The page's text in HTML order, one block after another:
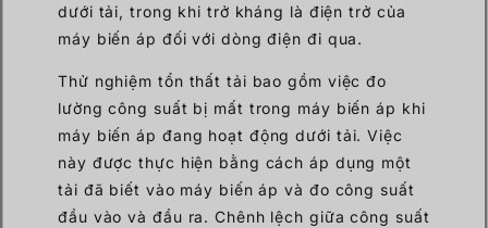
dưới tải, trong khi trở kháng là điện trở của
máy biến áp đối với dòng điện đi qua.
Thử nghiệm tổn thất tải bao gồm việc đo
lường công suất bị mất trong máy biến áp khi
máy biến áp đang hoạt động dưới tải. Việc
này được thực hiện bằng cách áp dụng một
tải đã biết vào máy biến áp và đo công suất
đầu vào và đầu ra. Chênh lệch giữa công suất